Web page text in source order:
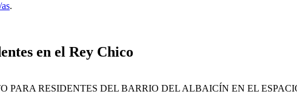
.
en el Rey Chico
PARA RESIDENTES DEL BARRIO DEL ALBAICÍN EN EL